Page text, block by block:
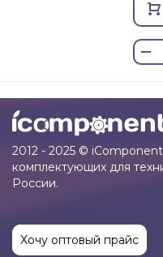
2012 - 2025 ©
комплектующих для
России.
Хочу оптовый прайс